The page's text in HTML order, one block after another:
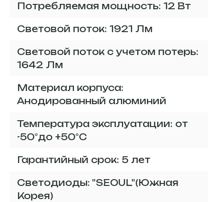
Потребляемая мощность: 12 Вт
Световой поток: 1921 Лм
Световой поток с учетом потерь:
1642 Лм
Материал корпуса:
Анодированный алюминий
Температура эксплуатации: от
-50°до +50°С
Гарантийный срок: 5 лет
Светодиоды: "SEOUL"(Южная
Корея)